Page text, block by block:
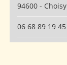
94600 -
06 68 89 19 45